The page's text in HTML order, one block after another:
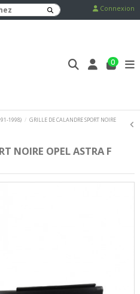
Connexion
0
1998)
GRILLE DE CALANDRE SPORT NOIRE
NOIRE OPEL ASTRA F